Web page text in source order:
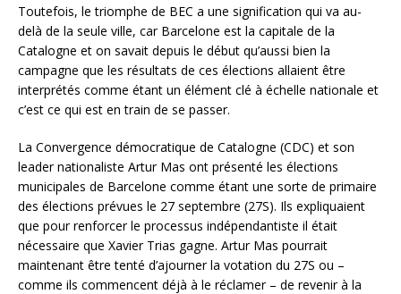
Toutefois, le triomphe de BEC a une signification qui va au-
delà de la seule ville, car Barcelone est la capitale de la
Catalogne et on savait depuis le début qu’aussi bien la
campagne que les résultats de ces élections allaient être
interprétés comme étant un élément clé à échelle nationale et
c’est ce qui est en train de se passer.
La Convergence démocratique de Catalogne (CDC) et son
leader nationaliste Artur Mas ont présenté les élections
municipales de Barcelone comme étant une sorte de primaire
des élections prévues le 27 septembre (27S). Ils expliquaient
que pour renforcer le processus indépendantiste il était
nécessaire que Xavier Trias gagne. Artur Mas pourrait
maintenant être tenté d’ajourner la votation du 27S ou –
comme ils commencent déjà à le réclamer – de revenir à la